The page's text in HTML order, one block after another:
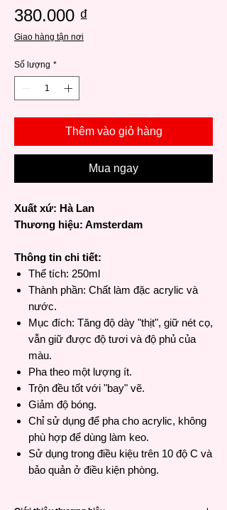
380.000 ₫
Giao hàng tận nơi
Số lượng *
Thêm vào giỏ hàng
Mua ngay
Xuất xứ: Hà Lan
Thương hiệu: Amsterdam
Thông tin chi tiết:
Thể tích: 250ml
Thành phần: Chất làm đặc acrylic và
nước.
Mục đích: Tăng độ dày "thịt", giữ nét cọ,
vẫn giữ được độ tươi và độ phủ của
màu.
Pha theo một lượng ít.
Trộn đều tốt với "bay" vẽ.
Giảm độ bóng.
Chỉ sử dụng để pha cho acrylic, không
phù hợp để dùng làm keo.
Sử dụng trong điều kiệu trên 10 độ C và
bảo quản ở điều kiện phòng.